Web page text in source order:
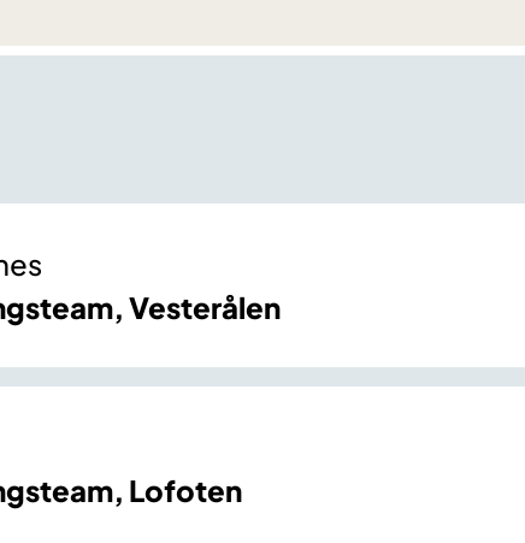
Vesterålen
Lofoten